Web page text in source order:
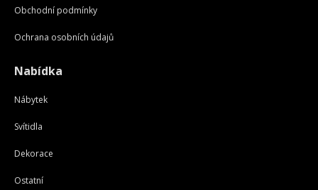
Obchodní podmínky
Ochrana osobních údajů
Nabídka
Nábytek
Svítidla
Dekorace
Ostatní